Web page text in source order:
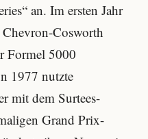
an. Im ersten Jahr
Cosworth
Formel 5000
1977 nutzte
mit dem Surtees-
Grand Prix-